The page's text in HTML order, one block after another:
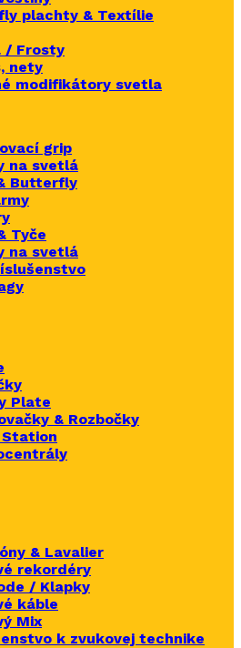
plachty & Textílie
/ Frosty
nety
modifikátory svetla
grip
na svetlá
Butterfly
y
Tyče
na svetlá
Plate
& Rozbočky
& Lavalier
rekordéry
/ Klapky
káble
Mix
k zvukovej technike